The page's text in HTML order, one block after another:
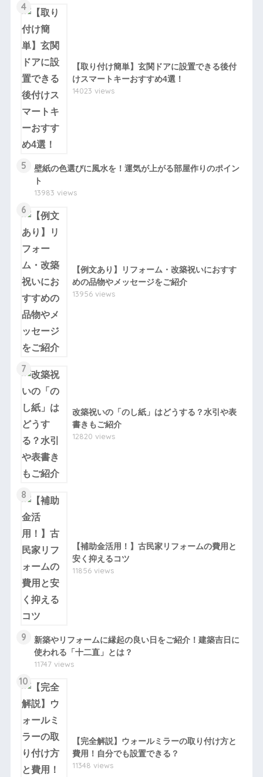
4
【取り付け簡単】玄関ドアに設置できる後付
けスマートキーおすすめ4選！
14023 views
5
壁紙の色選びに風水を！運気が上がる部屋作りのポイン
ト
13983 views
6
【例文あり】リフォーム・改築祝いにおすす
めの品物やメッセージをご紹介
13956 views
7
改築祝いの「のし紙」はどうする？水引や表
書きもご紹介
12820 views
8
【補助金活用！】古民家リフォームの費用と
安く抑えるコツ
11856 views
9
新築やリフォームに縁起の良い日をご紹介！建築吉日に
使われる「十二直」とは？
11747 views
10
【完全解説】ウォールミラーの取り付け方と
費用！自分でも設置できる？
11348 views